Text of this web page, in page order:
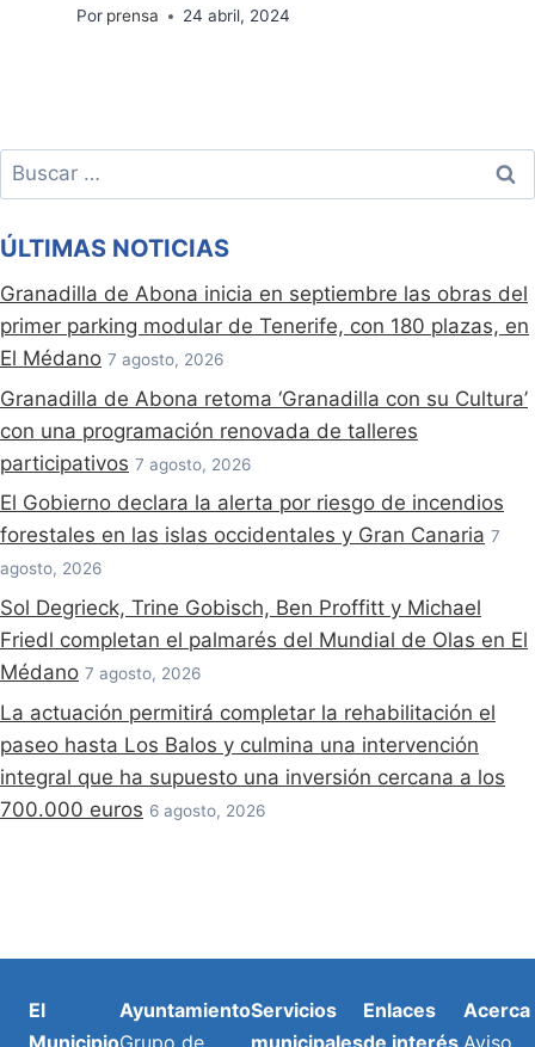
Por prensa 24 abril, 2024
Buscar:
ÚLTIMAS NOTICIAS
Granadilla de Abona inicia en septiembre las obras del
primer parking modular de Tenerife, con 180 plazas, en
El Médano 7 agosto, 2026
Granadilla de Abona retoma ‘Granadilla con su Cultura’
con una programación renovada de talleres
participativos 7 agosto, 2026
El Gobierno declara la alerta por riesgo de incendios
forestales en las islas occidentales y Gran Canaria 7
agosto, 2026
Sol Degrieck, Trine Gobisch, Ben Proffitt y Michael
Friedl completan el palmarés del Mundial de Olas en El
Médano 7 agosto, 2026
La actuación permitirá completar la rehabilitación el
paseo hasta Los Balos y culmina una intervención
integral que ha supuesto una inversión cercana a los
700.000 euros 6 agosto, 2026
El
Municipio
Ayuntamiento
Grupo de
Servicios
municipales
Enlaces
de interés
Acerca
Aviso